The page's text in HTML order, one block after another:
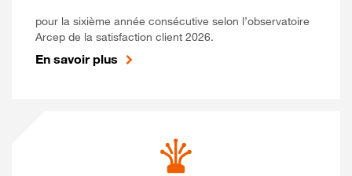
pour la sixième année consécutive selon l’observatoire
Arcep de la satisfaction client 2026.
En savoir plus